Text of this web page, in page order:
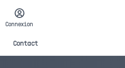
Connexion
Contact